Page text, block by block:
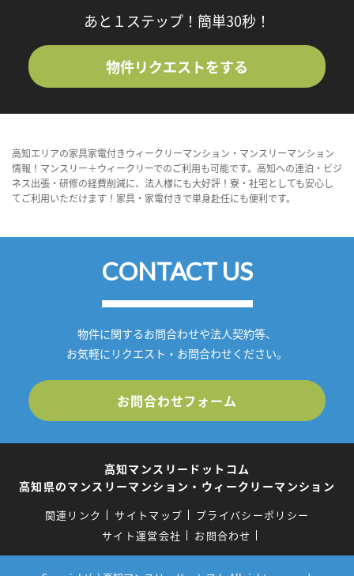
あと１ステップ！簡単30秒！
物件リクエストをする
高知エリアの家具家電付きウィークリーマンション・マンスリーマンション
情報！マンスリー＋ウィークリーでのご利用も可能です。高知への連泊・ビジ
ネス出張・研修の経費削減に、法人様にも大好評！寮・社宅としても安心し
てご利用いただけます！家具・家電付きで単身赴任にも便利です。
CONTACT US
物件に関するお問合わせや法人契約等、
お気軽にリクエスト・お問合わせください。
お問合わせフォーム
高知マンスリードットコム
高知県のマンスリーマンション・ウィークリーマンション
関連リンク サイトマップ
プライバシーポリシー
サイト運営会社
お問合わせ